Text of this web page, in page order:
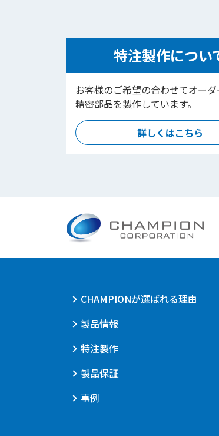
特注製作につい
お客様のご希望の合わせてオー
精密部品を製作しています。
詳しくはこちら
CHAMPIONが選ばれる理由
製品情報
特注製作
製品保証
事例